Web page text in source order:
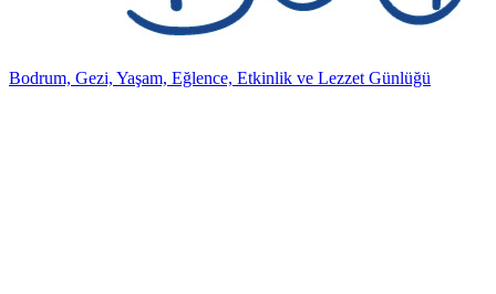
Bodrum, Gezi, Yaşam, Eğlence, Etkinlik ve Lezzet Günlüğü